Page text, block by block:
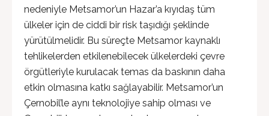
nedeniyle Metsamor’un Hazar’a kıyıdaş tüm
ülkeler için de ciddi bir risk taşıdığı şeklinde
yürütülmelidir. Bu süreçte Metsamor kaynaklı
tehlikelerden etkilenebilecek ülkelerdeki çevre
örgütleriyle kurulacak temas da baskının daha
etkin olmasına katkı sağlayabilir. Metsamor’un
Çernobil’le aynı teknolojiye sahip olması ve